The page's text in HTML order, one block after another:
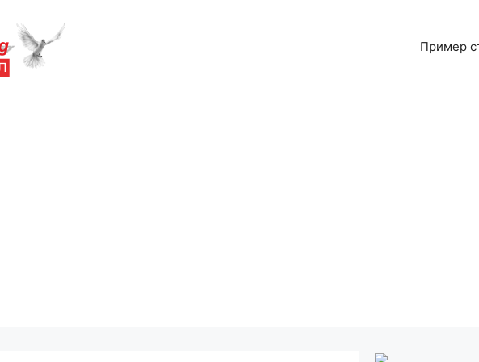
Пример